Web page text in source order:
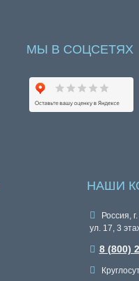
МЫ В СОЦСЕТЯХ
НАШИ
Россия,
ул. 17, 3
8 (800)